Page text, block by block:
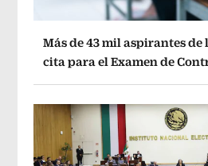
Más de 43 mil aspirantes de
cita para el Examen de